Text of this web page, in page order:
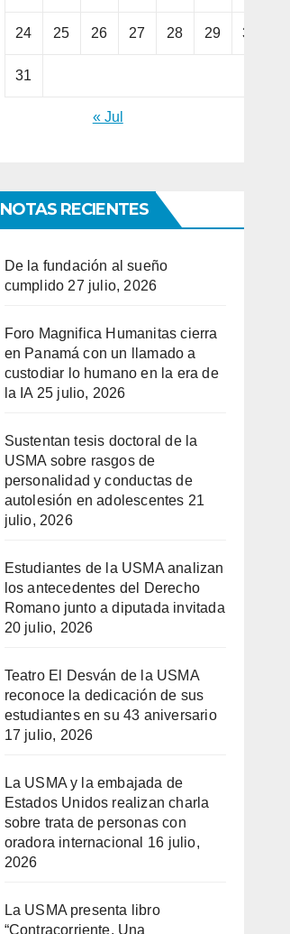
24 25 26 27 28 29 30
31
« Jul
NOTAS RECIENTES
De la fundación al sueño
cumplido 27 julio, 2026
Foro Magnifica Humanitas cierra
en Panamá con un llamado a
custodiar lo humano en la era de
la IA 25 julio, 2026
Sustentan tesis doctoral de la
USMA sobre rasgos de
personalidad y conductas de
autolesión en adolescentes 21
julio, 2026
Estudiantes de la USMA analizan
los antecedentes del Derecho
Romano junto a diputada invitada
20 julio, 2026
Teatro El Desván de la USMA
reconoce la dedicación de sus
estudiantes en su 43 aniversario
17 julio, 2026
La USMA y la embajada de
Estados Unidos realizan charla
sobre trata de personas con
oradora internacional
16 julio,
2026
La USMA presenta libro
“Contracorriente. Una